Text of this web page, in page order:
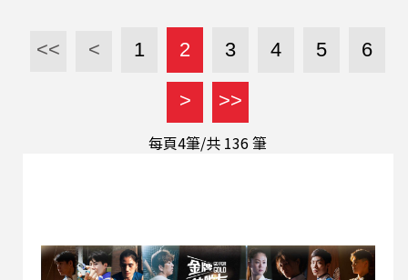
<< < 1 2 3 4 5 6
> >>
每頁4筆/共 136筆